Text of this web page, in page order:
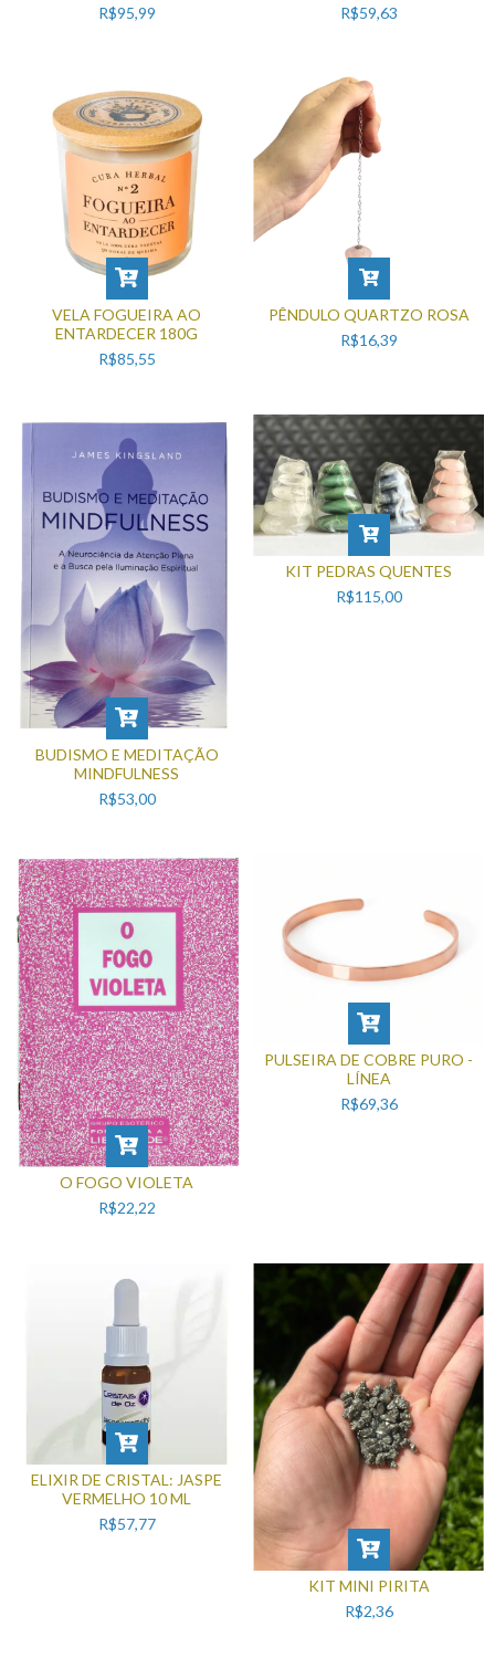
R$95,99
R$59,63
VELA FOGUEIRA AO
ENTARDECER 180G
R$85,55
PÊNDULO QUARTZO ROSA
R$16,39
BUDISMO E MEDITAÇÃO
MINDFULNESS
R$53,00
KIT PEDRAS QUENTES
R$115,00
O FOGO VIOLETA
R$22,22
PULSEIRA DE COBRE PURO -
LÍNEA
R$69,36
ELIXIR DE CRISTAL: JASPE
VERMELHO 10 ML
R$57,77
KIT MINI PIRITA
R$2,36